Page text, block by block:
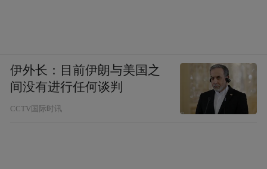
伊外长：目前伊朗与美国之
间没有进行任何谈判
CCTV国际时讯